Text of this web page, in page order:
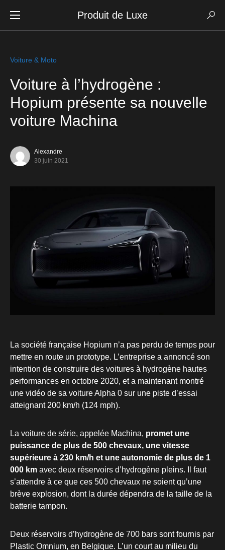
Produit de Luxe
Voiture & Moto
Voiture à l’hydrogène :
Hopium présente sa nouvelle
voiture Machina
Alexandre
30 juin 2021
La société française Hopium n’a pas perdu de temps pour
mettre en route un prototype. L’entreprise a annoncé son
intention de construire des voitures à hydrogène hautes
performances en octobre 2020, et a maintenant montré
une vidéo de sa voiture Alpha 0 sur une piste d’essai
atteignant 200 km/h (124 mph).
La voiture de série, appelée Machina, promet une
puissance de plus de 500 chevaux, une vitesse
supérieure à 230 km/h et une autonomie de plus de 1
000 km avec deux réservoirs d’hydrogène pleins. Il faut
s’attendre à ce que ces 500 chevaux ne soient qu’une
brève explosion, dont la durée dépendra de la taille de la
batterie tampon.
Deux réservoirs d’hydrogène de 700 bars sont fournis par
Plastic Omnium, en Belgique. L’un court au milieu du